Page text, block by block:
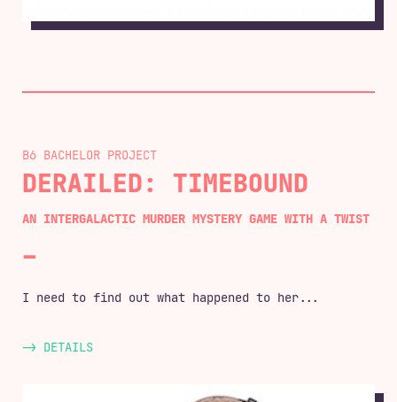
B6 BACHELOR
DERAILED: TIMEBOUND
AN INTERGALACTIC MURDER MYSTERY GAME WITH A TWIST
I need to find out what happened to her...
-> DETAILS